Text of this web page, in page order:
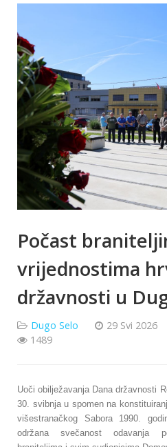
Počast
vrijednostima
državnosti u
Dugo Selo 29 Svi 2026
1489
Uoči obilježavanja Dana državnosti
30. svibnja u spomen na
višestranačkog Sabora 1990.
održana svečanost odavanja